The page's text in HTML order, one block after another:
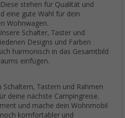
stehen für Qualität und
eine gute Wahl für dein
Wohnwagen.
Schalter, Taster und
Designs und Farben
harmonisch in das Gesamtbild
einfügen.
Tastern und Rahmen
deine nächste Campingreise.
und mache dein Wohnmobil
komfortabler und